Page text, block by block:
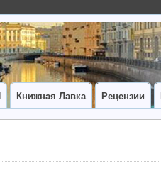
Книжная Лавка Рецензии